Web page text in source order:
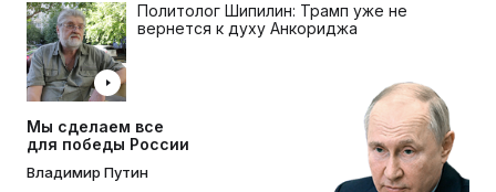
Политолог Шипилин: Трамп уже не
вернется к духу Анкориджа
Мы сделаем все
для победы России
Владимир Путин